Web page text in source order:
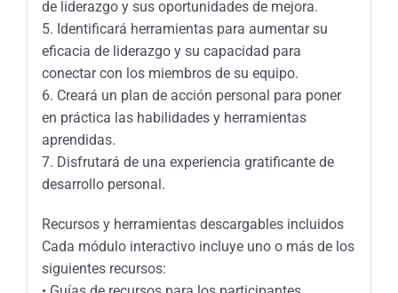
de liderazgo y sus oportunidades de mejora.
5. Identificará herramientas para aumentar su
eficacia de liderazgo y su capacidad para
conectar con los miembros de su equipo.
6. Creará un plan de acción personal para poner
en práctica las habilidades y herramientas
aprendidas.
7. Disfrutará de una experiencia gratificante de
desarrollo personal.
Recursos y herramientas descargables incluidos
Cada módulo interactivo incluye uno o más de los
siguientes recursos: